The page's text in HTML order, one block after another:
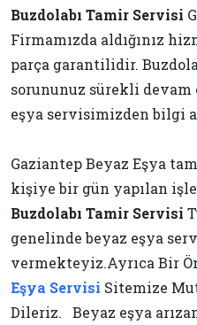
Buzdolabı Tamir Servisi
Firmamızda aldığınız
parça garantilidir.
sorununuz sürekli devam
eşya servisimizden bilgi
Gaziantep Beyaz Eşya
kişiye bir gün yapılan
Buzdolabı Tamir Servisi
genelinde beyaz eşya
vermekteyiz.Ayrıca Bir
Eşya Servisi Sitemize
Dileriz. Beyaz eşya